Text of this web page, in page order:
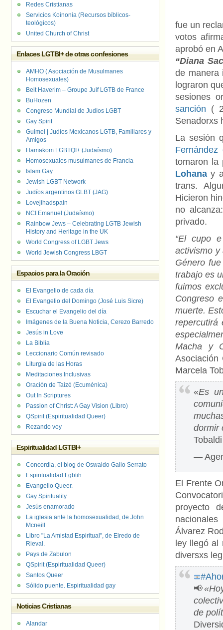
fue un
votos
aprobó en
“Diana
de manera
lograron
sesiones
sanción (
Senadorxs
La sesión
tomaron la
Lohana y
trans.
Hicieron
no
privado.
“El cupo
activismo y
Género
trabajo es
fuimos
Congreso
muerte.
repercutirá
Macha y
Asociación
Marcela
«Es
dormir
—
El Frente
proyecto
Álvarez
ley llegó
diversxs
📢
de
Redes Cristianas
Servicios Koinonia (Recursos bíblicos-
teológicos)
United Church of Christ
Enlaces LGTBI+ de otras confesiones
AMHO ( Asociación de Musulmanes
Homosexuales)
Beit Haverim – Groupe Juif LGTB de France
BuHozen
Congreso Mundial de Judíos LGBT
Gay Spirit
Guimel | Judíos Mexicanos LGTB, Familiares y
Amigos
Hamakom LGBTQI+ (Judaísmo)
Homosexuales musulmanes de Francia
Islam Gay
Jewish LGBT Network
Judíos argentinos GLBT (JAG)
Lovejihadspain
NCI Emanuel (Judaísmo)
Rainbow Jews – Celebrating LGTB Jewish
History and Heritage in the UK
World Congress of LGBT Jews
World Jewish Congress LBGT
Espacios para la Oración
El Evangelio de cada día
El Evangelio del Domingo (José Luis Sicre)
Escuchar el Evangelio del día
Imágenes de la Buena Noticia, Cerezo Barredo
Jesús in Love
La Biblia
Leccionario Común revisado
Liturgia de las Horas
Meditaciones Inclusivas
Oración de Taizé (Ecuménica)
Out In Scriptures
Passion of Christ: A Gay Vision (Libro)
QSpirit (Espiritualidad Queer)
Rezando voy
Espiritualidad LGTBI+
Concordia, el blog de Oswaldo Gallo Serrato
Espiritualidad Lgbtih
Evangelio Queer.
Gay Spirituality
Jesús enamorado
La iglesia ante la homosexualidad, de John
Mcneill
Libro "La Amistad Espiritual", de Elredo de
Rieval.
Pays de Zabulon
QSpirit (Espiritualidad Queer)
Santos Queer
Sólido puente. Espiritualidad gay
Noticias Cristianas
Alandar